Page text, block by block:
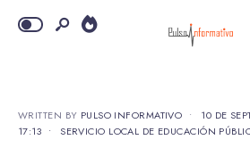
WRITTEN BY PULSO INFORMATIVO • 10 DE
17:13 • SERVICIO LOCAL DE EDUCACIÓN